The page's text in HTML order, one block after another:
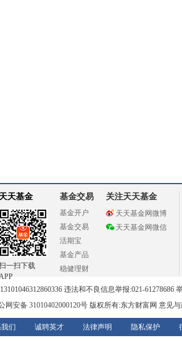
天天基金
一扫下载
基金交易
基金开户
基金交易
活期宝
基金产品
稳健理财
关注天天基金
天天基金网微博
天天基金网微信
违法和不良信息举报:021-61278686
网安备 31010402000120号版权所有:东方财富网 意见与
们 诚聘英才 法律声明 隐私保护